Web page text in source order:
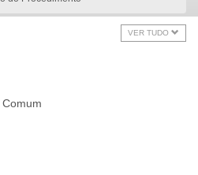
VER TUDO